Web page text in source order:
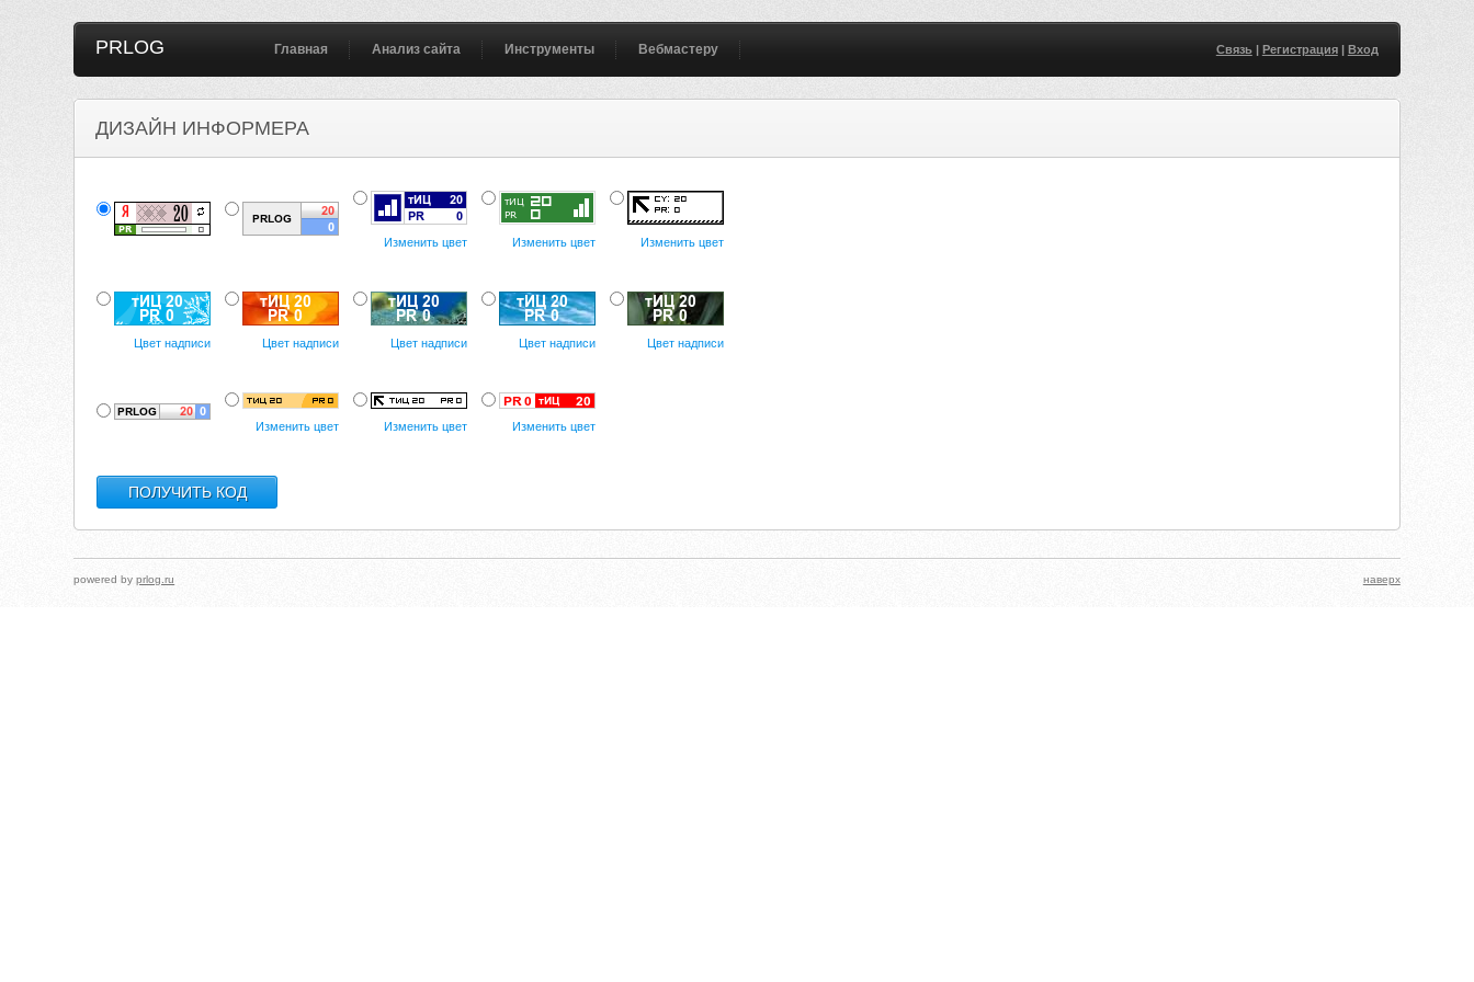
PRLOG Главная Анализ сайта Инструменты Вебмастеру Связь| Регистрация| Вход
ДИЗАЙН ИНФОРМЕРА
Изменить цвет Изменить цвет Изменить цвет
Цвет надписи Цвет надписи Цвет надписи Цвет надписи Цвет надписи
Изменить цвет Изменить цвет Изменить цвет
powered byprlog.ru наверх